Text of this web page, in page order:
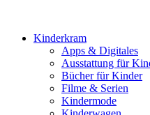
Kinderkram
Apps & Digitales
Ausstattung für
Bücher für Kinder
Filme & Serien
Kindermode